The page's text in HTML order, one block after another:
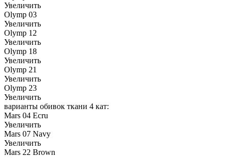
Увеличить
Olymp 03
Увеличить
Olymp 12
Увеличить
Olymp 18
Увеличить
Olymp 21
Увеличить
Olymp 23
Увеличить
варианты обивок ткани 4 кат:
Mars 04 Ecru
Увеличить
Mars 07 Navy
Увеличить
Mars 22 Brown